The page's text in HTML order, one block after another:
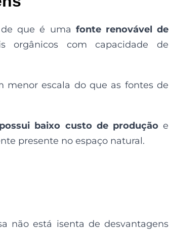
que é uma fonte renovável de
orgânicos com capacidade de
menor escala do que as fontes de
possui baixo custo de produçãoe
presente no espaço natural.
não está isenta de desvantagens